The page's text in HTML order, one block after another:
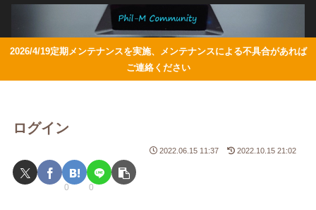
2026/4/19定期メンテナンスを実施、メンテナンスによる不具合があれば
ご連絡ください
ログイン
2022.06.15 11:37 2022.10.15 21:02
0 0